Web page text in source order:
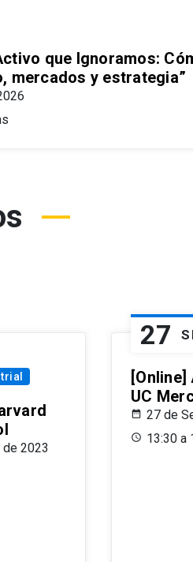
que Ignoramos:
mercados y estrategia”
2023
27
[Online]
UC
27 de
13:30 a